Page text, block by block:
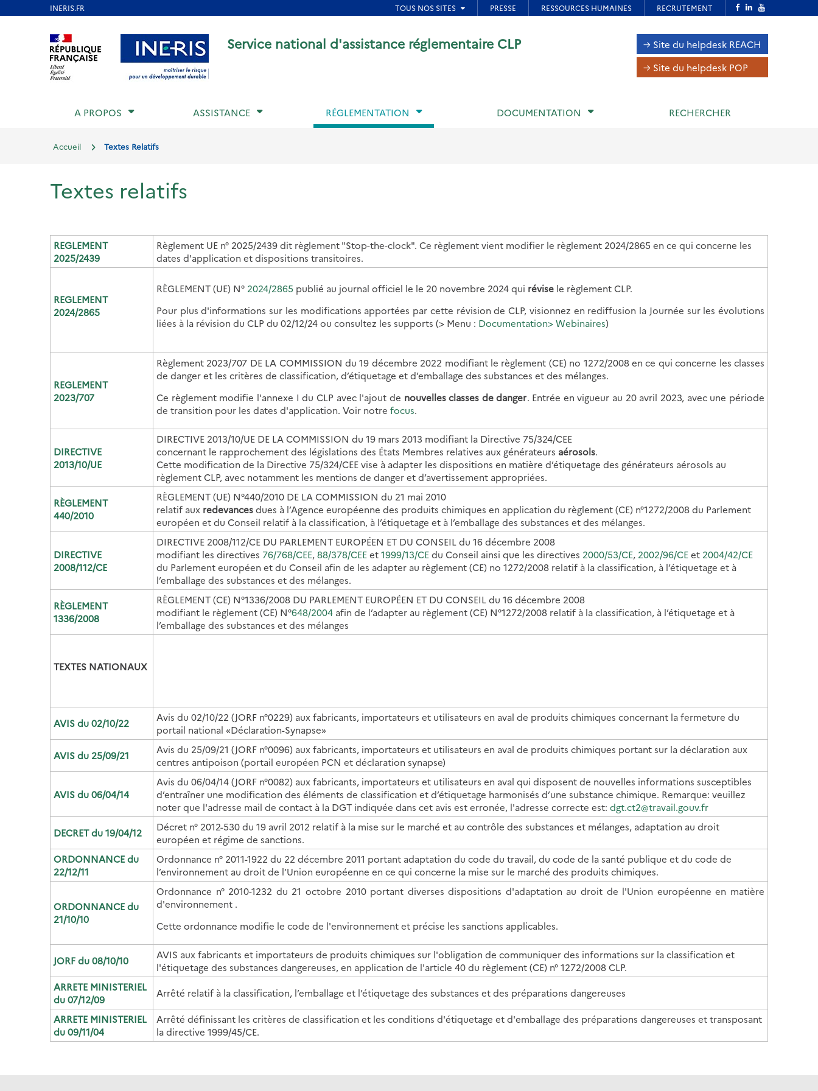
Aller au contenu Aller au menu Aller au pied de page
Service national d'assistance réglementaire CLP
Navigation
inter-
→ Site du helpdesk REACH
→ Site du helpdesk POP
A PROPOS ASSISTANCE RÉGLEMENTATION DOCUMENTATION RECHERCHER
Accueil Textes Relatifs
Textes relatifs
REGLEMENT
2025/2439
Règlement UE n° 2025/2439 dit règlement "Stop-the-clock". Ce règlement vient modifier le règlement 2024/2865 en ce qui concerne les
dates d'application et dispositions transitoires.
REGLEMENT
2024/2865
RÈGLEMENT (UE) N° 2024/2865 publié au journal officiel le le 20 novembre 2024 qui révise le règlement CLP.
Pour plus d'informations sur les modifications apportées par cette révision de CLP, visionnez en rediffusion la Journée sur les évolutions
liées à la révision du CLP du 02/12/24 ou consultez les supports (> Menu : Documentation> Webinaires)
REGLEMENT
2023/707
Règlement 2023/707 DE LA COMMISSION du 19 décembre 2022 modifiant le règlement (CE) no 1272/2008 en ce qui concerne les classes
de danger et les critères de classification, d’étiquetage et d’emballage des substances et des mélanges.
Ce règlement modifie l'annexe I du CLP avec l'ajout de nouvelles classes de danger. Entrée en vigueur au 20 avril 2023, avec une période
de transition pour les dates d'application. Voir notre focus.
DIRECTIVE
2013/10/UE
DIRECTIVE 2013/10/UE DE LA COMMISSION du 19 mars 2013 modifiant la Directive 75/324/CEE
concernant le rapprochement des législations des États Membres relatives aux générateurs aérosols.
Cette modification de la Directive 75/324/CEE vise à adapter les dispositions en matière d’étiquetage des générateurs aérosols au
règlement CLP, avec notamment les mentions de danger et d’avertissement appropriées.
RÈGLEMENT
440/2010
RÈGLEMENT (UE) N°440/2010 DE LA COMMISSION du 21 mai 2010
relatif aux redevancesdues à l’Agence européenne des produits chimiques en application du règlement (CE) n°1272/2008 du Parlement
européen et du Conseil relatif à la classification, à l’étiquetage et à l’emballage des substances et des mélanges.
DIRECTIVE
2008/112/CE
DIRECTIVE 2008/112/CE DU PARLEMENT EUROPÉEN ET DU CONSEIL du 16 décembre 2008
modifiant les directives 76/768/CEE,88/378/CEEet1999/13/CEdu Conseil ainsi que les directives 2000/53/CE, 2002/96/CEet 2004/42/CE
du Parlement européen et du Conseil afin de les adapter au règlement (CE) no 1272/2008 relatif à la classification, à l’étiquetage et à
l’emballage des substances et des mélanges.
RÈGLEMENT
1336/2008
RÈGLEMENT (CE) N°1336/2008 DU PARLEMENT EUROPÉEN ET DU CONSEIL du 16 décembre 2008
modifiant le règlement (CE) N°648/2004 afin de l’adapter au règlement (CE) N°1272/2008 relatif à la classification, à l’étiquetage et à
l’emballage des substances et des mélanges
TEXTES NATIONAUX
AVIS du 02/10/22
Avis du 02/10/22 (JORF n°0229) aux fabricants, importateurs et utilisateurs en aval de produits chimiques concernant la fermeture du
portail national «Déclaration-Synapse»
AVIS du 25/09/21
Avis du 25/09/21 (JORF n°0096) aux fabricants, importateurs et utilisateurs en aval de produits chimiques portant sur la déclaration aux
centres antipoison (portail européen PCN et déclaration synapse)
AVIS du 06/04/14
Avis du 06/04/14 (JORF n°0082) aux fabricants, importateurs et utilisateurs en aval qui disposent de nouvelles informations susceptibles
d’entraîner une modification des éléments de classification et d’étiquetage harmonisés d’une substance chimique. Remarque: veuillez
noter que l'adresse mail de contact à la DGT indiquée dans cet avis est erronée, l'adresse correcte est: dgt.ct2@travail.gouv.fr
DECRET du 19/04/12
Décret n° 2012-530 du 19 avril 2012 relatif à la mise sur le marché et au contrôle des substances et mélanges, adaptation au droit
européen et régime de sanctions.
ORDONNANCE du
22/12/11
Ordonnance n° 2011-1922 du 22 décembre 2011 portant adaptation du code du travail, du code de la santé publique et du code de
l’environnement au droit de l’Union européenne en ce qui concerne la mise sur le marché des produits chimiques.
ORDONNANCE du
21/10/10
Ordonnance n° 2010-1232 du 21 octobre 2010 portant diverses dispositions d'adaptation au droit de l'Union européenne en matière
d'environnement .
Cette ordonnance modifie le code de l'environnement et précise les sanctions applicables.
JORF du 08/10/10
AVIS aux fabricants et importateurs de produits chimiques sur l'obligation de communiquer des informations sur la classification et
l'étiquetage des substances dangereuses, en application de l'article 40 du règlement (CE) n° 1272/2008 CLP.
ARRETE MINISTERIEL
du 07/12/09
Arrêté relatif à la classification, l’emballage et l’étiquetage des substances et des préparations dangereuses
ARRETE MINISTERIEL
du 09/11/04
Arrêté définissant les critères de classification et les conditions d'étiquetage et d'emballage des préparations dangereuses et transposant
la directive 1999/45/CE.